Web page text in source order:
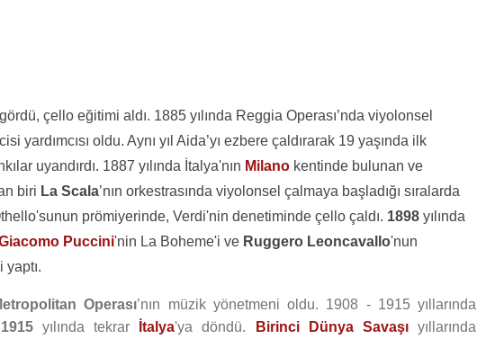
çello eğitimi aldı. 1885 yılında Reggia Operası’nda viyolonsel
yardımcısı oldu. Aynı yıl Aida’yı ezbere çaldırarak 19 yaşında ilk
uyandırdı. 1887 yılında İtalya'nın Milano kentinde bulunan ve
biri La Scala’nın orkestrasında viyolonsel çalmaya başladığı sıralarda
prömiyerinde, Verdi'nin denetiminde çello çaldı. 1898 yılında
Puccini'nin La Boheme'i ve Ruggero Leoncavallo'nun
Operası’nın müzik yönetmeni oldu. 1908 - 1915 yıllarında
1915yılında tekrar İtalya'ya döndü. Birinci Dünya Savaşıyıllarında